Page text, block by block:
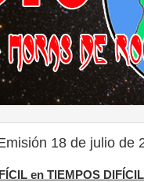
18 de julio de
en TIEMPOS